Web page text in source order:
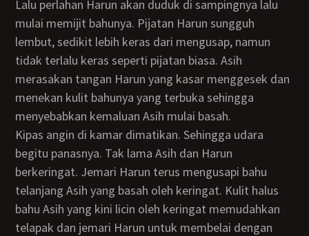
Lalu perlahan Harun akan duduk di sampingnya lalu
mulai memijit bahunya. Pijatan Harun sungguh
lembut, sedikit lebih keras dari mengusap, namun
tidak terlalu keras seperti pijatan biasa. Asih
merasakan tangan Harun yang kasar menggesek dan
menekan kulit bahunya yang terbuka sehingga
menyebabkan kemaluan Asih mulai basah.
Kipas angin di kamar dimatikan. Sehingga udara
begitu panasnya. Tak lama Asih dan Harun
berkeringat. Jemari Harun terus mengusapi bahu
telanjang Asih yang basah oleh keringat. Kulit halus
bahu Asih yang kini licin oleh keringat memudahkan
telapak dan jemari Harun untuk membelai dengan